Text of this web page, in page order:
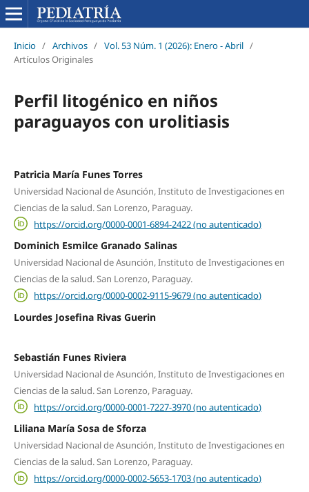
Inicio / Archivos / Vol. 53 Núm. 1 (2026): Enero - Abril /
Artículos Originales
Perfil litogénico en niños
paraguayos con urolitiasis
Patricia María Funes Torres
Universidad Nacional de Asunción, Instituto de Investigaciones en
Ciencias de la salud. San Lorenzo, Paraguay.
https://orcid.org/0000-0001-6894-2422 (no autenticado)
Dominich Esmilce Granado Salinas
Universidad Nacional de Asunción, Instituto de Investigaciones en
Ciencias de la salud. San Lorenzo, Paraguay.
https://orcid.org/0000-0002-9115-9679 (no autenticado)
Lourdes Josefina Rivas Guerin
Sebastián Funes Riviera
Universidad Nacional de Asunción, Instituto de Investigaciones en
Ciencias de la salud. San Lorenzo, Paraguay.
https://orcid.org/0000-0001-7227-3970 (no autenticado)
Liliana María Sosa de Sforza
Universidad Nacional de Asunción, Instituto de Investigaciones en
Ciencias de la salud. San Lorenzo, Paraguay.
https://orcid.org/0000-0002-5653-1703 (no autenticado)